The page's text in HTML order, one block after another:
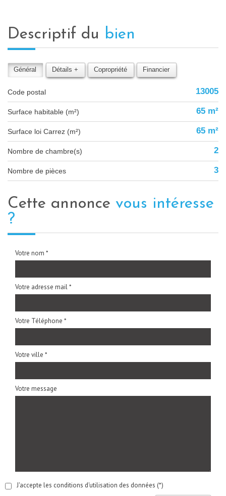
descriptif du bien
Général Détails + Copropriété Financier
Code postal 13005
Surface habitable (m²) 65 m²
Surface loi Carrez (m²) 65 m²
Nombre de chambre(s) 2
Nombre de pièces 3
cette annonce vous intéresse
?
Votre nom *
Votre adresse mail *
Votre Téléphone *
Votre ville *
Votre message
J'accepte les conditions d'utilisation des données (*)